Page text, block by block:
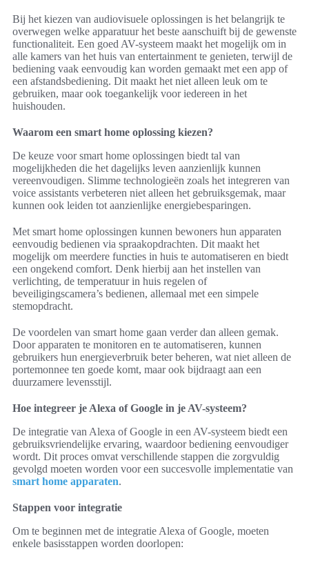
Bij het kiezen van audiovisuele oplossingen is het belangrijk te
overwegen welke apparatuur het beste aanschuift bij de gewenste
functionaliteit. Een goed AV-systeem maakt het mogelijk om in
alle kamers van het huis van entertainment te genieten, terwijl de
bediening vaak eenvoudig kan worden gemaakt met een app of
een afstandsbediening. Dit maakt het niet alleen leuk om te
gebruiken, maar ook toegankelijk voor iedereen in het
huishouden.
Waarom een smart home oplossing kiezen?
De keuze voor smart home oplossingen biedt tal van
mogelijkheden die het dagelijks leven aanzienlijk kunnen
vereenvoudigen. Slimme technologieën zoals het integreren van
voice assistants verbeteren niet alleen het gebruiksgemak, maar
kunnen ook leiden tot aanzienlijke energiebesparingen.
Met smart home oplossingen kunnen bewoners hun apparaten
eenvoudig bedienen via spraakopdrachten. Dit maakt het
mogelijk om meerdere functies in huis te automatiseren en biedt
een ongekend comfort. Denk hierbij aan het instellen van
verlichting, de temperatuur in huis regelen of
beveiligingscamera’s bedienen, allemaal met een simpele
stemopdracht.
De voordelen van smart home gaan verder dan alleen gemak.
Door apparaten te monitoren en te automatiseren, kunnen
gebruikers hun energieverbruik beter beheren, wat niet alleen de
portemonnee ten goede komt, maar ook bijdraagt aan een
duurzamere levensstijl.
Hoe integreer je Alexa of Google in je AV-systeem?
De integratie van Alexa of Google in een AV-systeem biedt een
gebruiksvriendelijke ervaring, waardoor bediening eenvoudiger
wordt. Dit proces omvat verschillende stappen die zorgvuldig
gevolgd moeten worden voor een succesvolle implementatie van
smart home apparaten.
Stappen voor integratie
Om te beginnen met de integratie Alexa of Google, moeten
enkele basisstappen worden doorlopen: